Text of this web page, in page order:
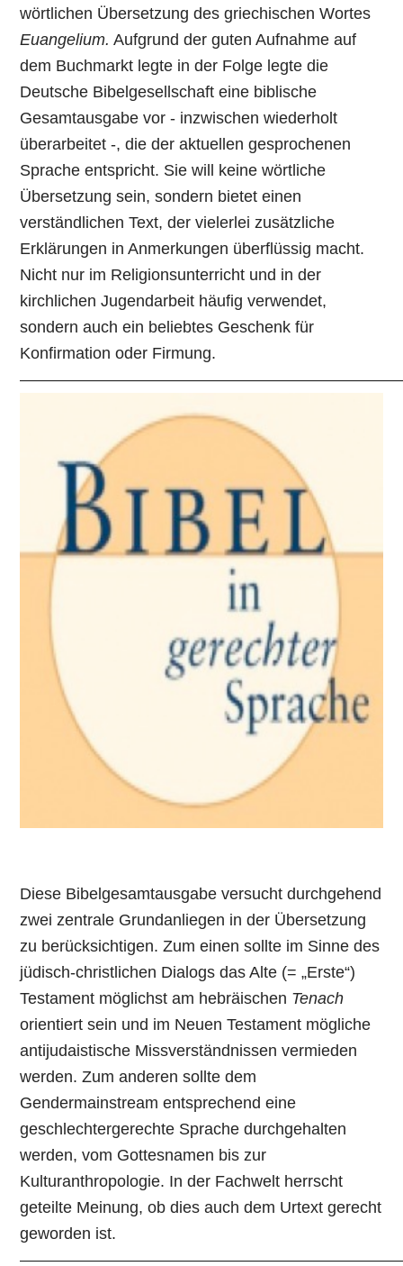
wörtlichen Übersetzung des griechischen Wortes
Euangelium. Aufgrund der guten Aufnahme auf
dem Buchmarkt legte in der Folge legte die
Deutsche Bibelgesellschaft eine biblische
Gesamtausgabe vor - inzwischen wiederholt
überarbeitet -, die der aktuellen gesprochenen
Sprache entspricht. Sie will keine wörtliche
Übersetzung sein, sondern bietet einen
verständlichen Text, der vielerlei zusätzliche
Erklärungen in Anmerkungen überflüssig macht.
Nicht nur im Religionsunterricht und in der
kirchlichen Jugendarbeit häufig verwendet,
sondern auch ein beliebtes Geschenk für
Konfirmation oder Firmung.
Diese Bibelgesamtausgabe versucht durchgehend
zwei zentrale Grundanliegen in der Übersetzung
zu berücksichtigen. Zum einen sollte im Sinne des
jüdisch-christlichen Dialogs das Alte (= „Erste“)
Testament möglichst am hebräischen Tenach
orientiert sein und im Neuen Testament mögliche
antijudaistische Missverständnissen vermieden
werden. Zum anderen sollte dem
Gendermainstream entsprechend eine
geschlechtergerechte Sprache durchgehalten
werden, vom Gottesnamen bis zur
Kulturanthropologie. In der Fachwelt herrscht
geteilte Meinung, ob dies auch dem Urtext gerecht
geworden ist.